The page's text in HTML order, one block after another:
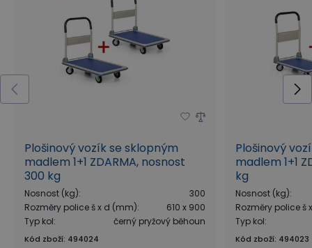
Plošinový vozík se sklopným
madlem 1+1 ZDARMA, nosnost
300 kg
Nosnost (kg):
300
Rozměry police š x d (mm):
610 x 900
Typ kol: černý pryžový běhoun
Kód zboží: 494024
Plošinový
madlem 1+1
kg
Nosnost (kg):
Rozměry police š
Typ kol:
Kód zboží: 494023